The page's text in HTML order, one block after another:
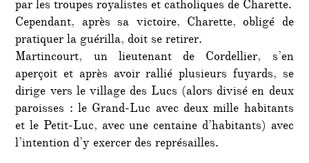
par les troupes royalistes et catholiques de Charette.
Cependant, après sa victoire, Charette, obligé de
pratiquer la guérilla, doit se retirer.
Martincourt, un lieutenant de Cordellier, s’en
aperçoit et après avoir rallié plusieurs fuyards, se
dirige vers le village des Lucs (alors divisé en deux
paroisses : le Grand-Luc avec deux mille habitants
et le Petit-Luc, avec une centaine d’habitants) avec
l’intention d’y exercer des représailles.